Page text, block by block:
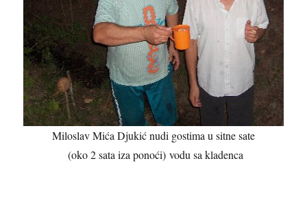
Miloslav Mića Djukić nudi gostima u sitne sate
(oko 2 sata iza ponoći) vodu sa kladenca